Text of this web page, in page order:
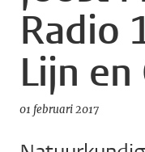
Radio
Lijn
01 februari 2017